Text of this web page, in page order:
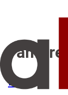
Fanfare
Rin